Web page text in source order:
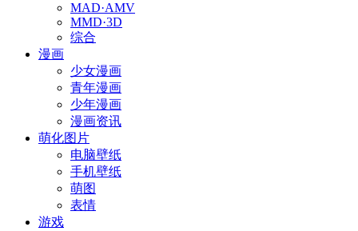
MAD·AMV
MMD·3D
综合
漫画
少女漫画
青年漫画
少年漫画
漫画资讯
萌化图片
电脑壁纸
手机壁纸
萌图
表情
游戏